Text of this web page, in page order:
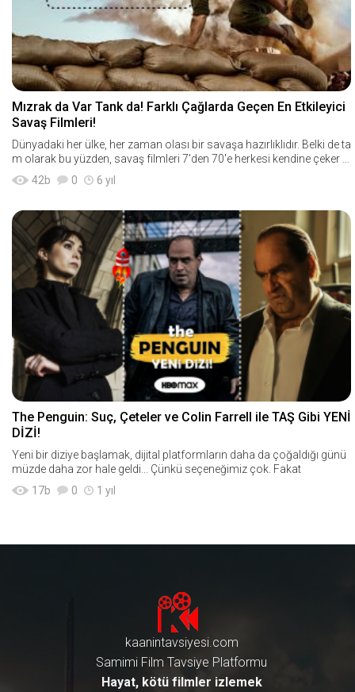
Mızrak da Var Tank da! Farklı Çağlarda Geçen En Etkileyici
Savaş Filmleri!
Dünyadaki her ülke, her zaman olası bir savaşa hazırlıklıdır. Belki de ta
m olarak bu yüzden, savaş filmleri 7'den 70'e herkesi kendine çeker v
e her iz
42b 0 6 yıl
The Penguin: Suç, Çeteler ve Colin Farrell ile TAŞ Gibi YENİ
DİZİ!
Yeni bir diziye başlamak, dijital platformların daha da çoğaldığı günü
müzde daha zor hale geldi... Çünkü seçeneğimiz çok. Fakat
17b 0 1 yıl
kaanintavsiyesi.com
Samimi Film Tavsiye Platformu
Hayat, kötü filmler izlemek